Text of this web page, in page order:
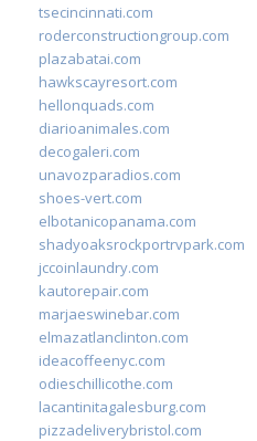
tsecincinnati.com
roderconstructiongroup.com
plazabatai.com
hawkscayresort.com
hellonquads.com
diarioanimales.com
decogaleri.com
unavozparadios.com
shoes-vert.com
elbotanicopanama.com
shadyoaksrockportrvpark.com
jccoinlaundry.com
kautorepair.com
marjaeswinebar.com
elmazatlanclinton.com
ideacoffeenyc.com
odieschillicothe.com
lacantinitagalesburg.com
pizzadeliverybristol.com